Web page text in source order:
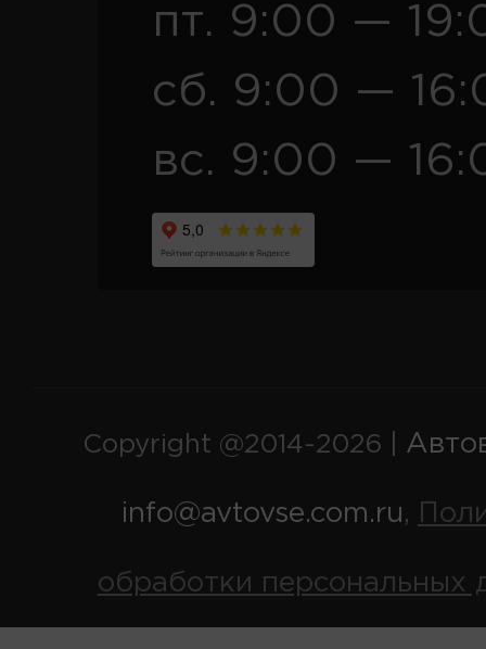
пт. 9:00 —
сб. 9:00 —
вс. 9:00 —
Copyright @2014-2026 |
info@avtovse.com.ru,
обработки персональных